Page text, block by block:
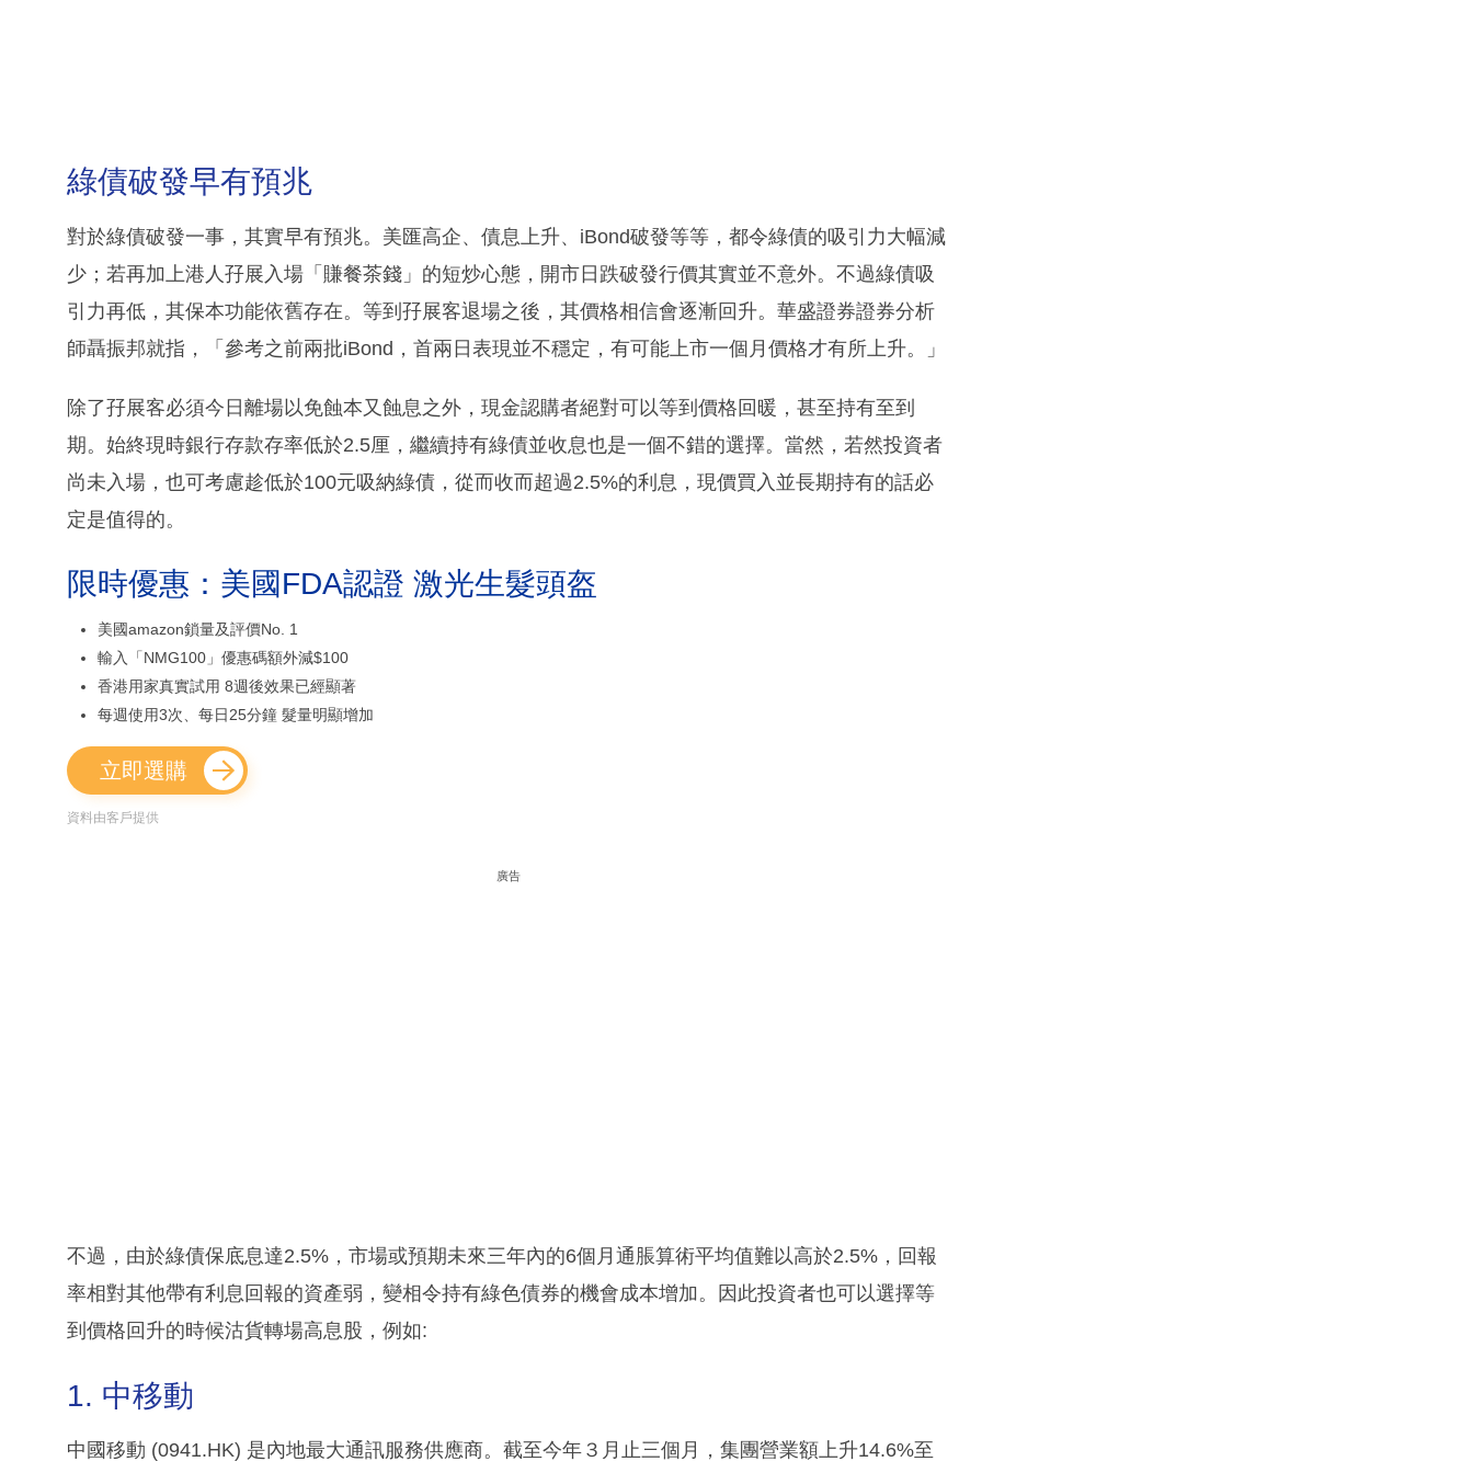
綠債破發早有預兆
對於綠債破發一事，其實早有預兆。美匯高企、債息上升、iBond破發等等，都令綠債的吸引力大幅減
少；若再加上港人孖展入場「賺餐茶錢」的短炒心態，開市日跌破發行價其實並不意外。不過綠債吸
引力再低，其保本功能依舊存在。等到孖展客退場之後，其價格相信會逐漸回升。華盛證券證券分析
師聶振邦就指，「參考之前兩批iBond，首兩日表現並不穩定，有可能上市一個月價格才有所上升。」
除了孖展客必須今日離場以免蝕本又蝕息之外，現金認購者絕對可以等到價格回暖，甚至持有至到
期。始終現時銀行存款存率低於2.5厘，繼續持有綠債並收息也是一個不錯的選擇。當然，若然投資者
尚未入場，也可考慮趁低於100元吸納綠債，從而收而超過2.5%的利息，現價買入並長期持有的話必
定是值得的。
限時優惠：美國FDA認證 激光生髮頭盔
美國amazon鎖量及評價No. 1
輸入「NMG100」優惠碼額外減$100
香港用家真實試用 8週後效果已經顯著
每週使用3次、每日25分鐘 髮量明顯增加
立即選購
資料由客戶提供
廣告
不過，由於綠債保底息達2.5%，市場或預期未來三年內的6個月通脹算術平均值難以高於2.5%，回報
率相對其他帶有利息回報的資產弱，變相令持有綠色債券的機會成本增加。因此投資者也可以選擇等
到價格回升的時候沽貨轉場高息股，例如:
1. 中移動
中國移動 (0941.HK) 是內地最大通訊服務供應商。截至今年３月止三個月，集團營業額上升14.6%至